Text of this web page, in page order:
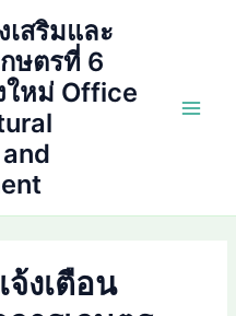
เสริมและ
ษตรที่ 6
ใหม่ Office
งเตือน